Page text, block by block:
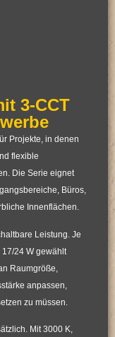
3-CCT
Projekte, in denen
flexible
Die Serie eignet
Büros,
Innenflächen.
Leistung. Je
24 W gewählt
Raumgröße,
anpassen,
zu müssen.
Mit 3000 K,